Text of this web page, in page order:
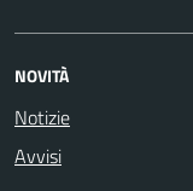
NOVITÀ
Notizie
Avvisi